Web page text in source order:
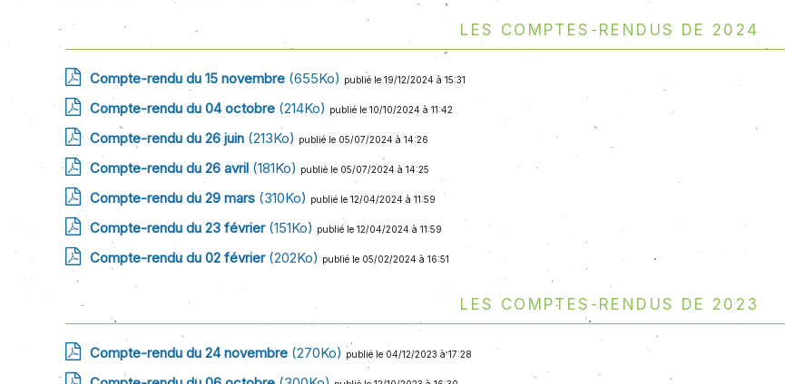
Les comptes-rendus de 2024
Compte-rendu du 15 novembre (655Ko) publié le 19/12/2024 à 15:31
Compte-rendu du 04 octobre (214Ko) publié le 10/10/2024 à 11:42
Compte-rendu du 26 juin (213Ko) publié le 05/07/2024 à 14:26
Compte-rendu du 26 avril (181Ko) publié le 05/07/2024 à 14:25
Compte-rendu du 29 mars (310Ko) publié le 12/04/2024 à 11:59
Compte-rendu du 23 février (151Ko) publié le 12/04/2024 à 11:59
Compte-rendu du 02 février(202Ko) publié le 05/02/2024 à 16:51
Les comptes-rendus de 2023
Compte-rendu du 24 novembre (270Ko) publié le 04/12/2023 à 17:28